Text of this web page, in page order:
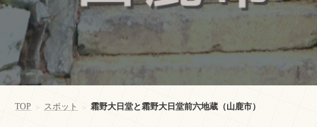
TOP > スポット > 霜野大日堂と霜野大日堂前六地蔵（山鹿市）